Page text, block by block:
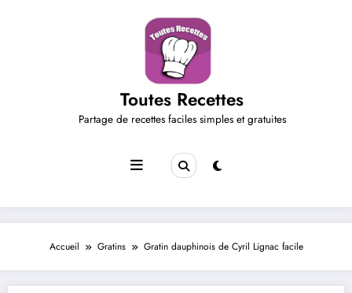
Toutes Recettes
Partage de recettes faciles simples et gratuites
Accueil Gratins Gratin dauphinois de Cyril Lignac facile